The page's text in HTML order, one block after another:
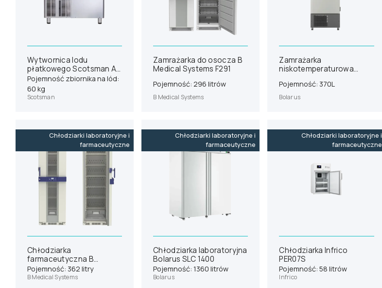
Wytwornica lodu
płatkowego Scotsman AF
156
Pojemność zbiornika na lód:
60 kg
Scotsman
Zamrażarka do osocza B
Medical Systems F291
Pojemność: 296 litrów
B Medical Systems
Zamrażarka
niskotemperaturowa
Pojemność: 370L
Bolarus
Chłodziarki laboratoryjne i
farmaceutyczne
Chłodziarka
farmaceutyczna B
Medical Systems P380
Pojemność: 362 litry
B Medical Systems
Chłodziarki laboratoryjne i
farmaceutyczne
Chłodziarka laboratoryjna
Bolarus SLC 1400
Pojemność: 1360 litrów
Bolarus
Chłodziarki laboratoryjne i
farmaceutyczne
Chłodziarka Infrico
PER07S
Pojemność: 58 litrów
Infrico